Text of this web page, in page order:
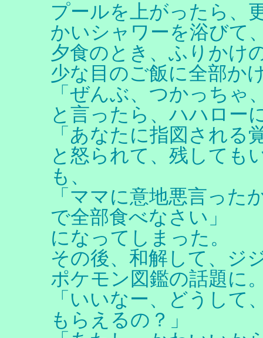
プールを上がったら、
かいシャワーを浴びて
夕食のとき、ふりかけ
少な目のご飯に全部か
「ぜんぶ、つかっちゃ
と言ったら、ハハロー
「あなたに指図される
と怒られて、残しても
も、
「ママに意地悪言った
で全部食べなさい」
になってしまった。
その後、和解して、ジ
ポケモン図鑑の話題に
「いいなー、どうして
もらえるの？」